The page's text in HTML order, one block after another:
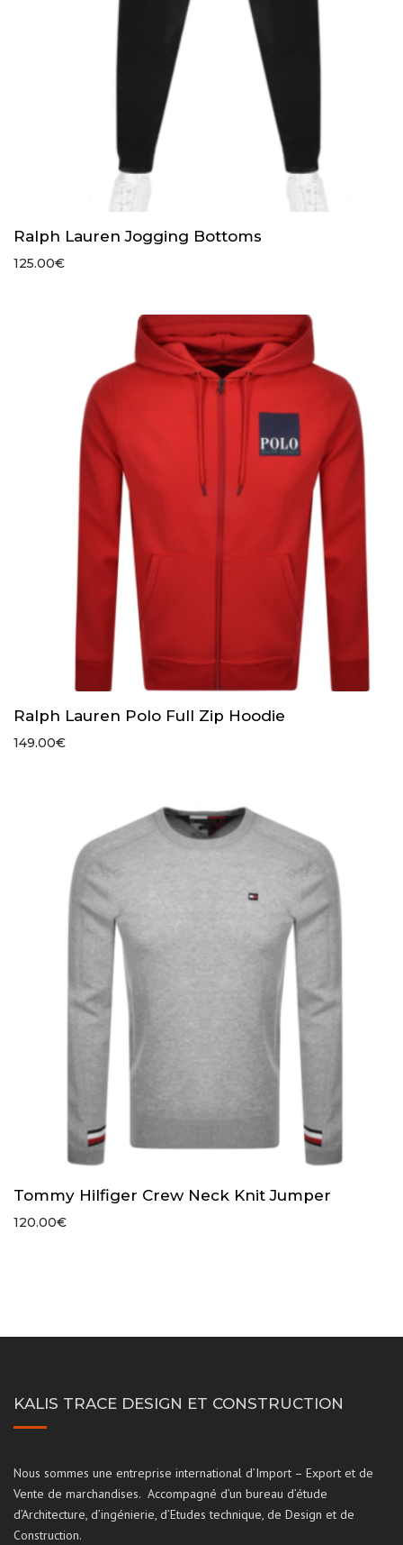
Ralph Lauren Jogging Bottoms
125.00€
Ralph Lauren Polo Full Zip Hoodie
149.00€
Tommy Hilfiger Crew Neck Knit Jumper
120.00€
KALIS TRACE DESIGN ET CONSTRUCTION
Nous sommes une entreprise international d’Import – Export et de
Vente de marchandises. Accompagné d’un bureau d’étude
d’Architecture, d’ingénierie, d’Etudes technique, de Design et de
Construction.